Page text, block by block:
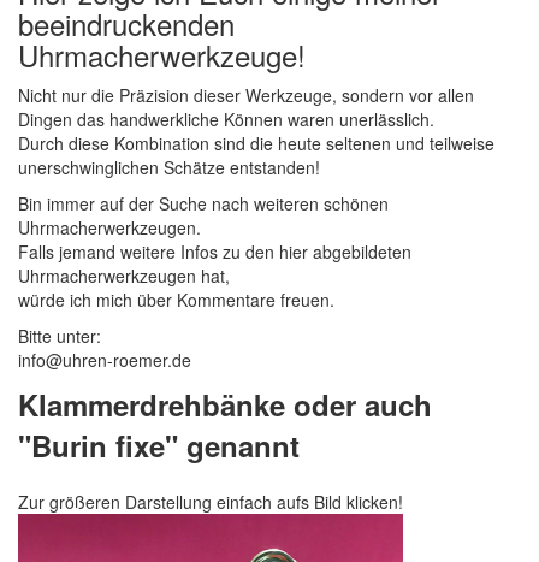
beeindruckenden
Uhrmacherwerkzeuge!
Nicht nur die Präzision dieser Werkzeuge, sondern vor allen
Dingen das handwerkliche Können waren unerlässlich.
Durch diese Kombination sind die heute seltenen und teilweise
unerschwinglichen Schätze entstanden!
Bin immer auf der Suche nach weiteren schönen
Uhrmacherwerkzeugen.
Falls jemand weitere Infos zu den hier abgebildeten
Uhrmacherwerkzeugen hat,
würde ich mich über Kommentare freuen.
Bitte unter:
info@uhren-roemer.de
Klammerdrehbänke oder auch
"Burin fixe" genannt
Zur größeren Darstellung einfach aufs Bild klicken!